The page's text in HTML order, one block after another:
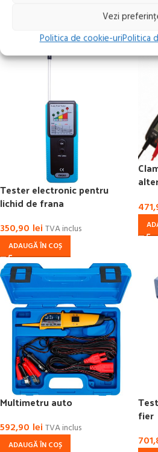
Vezi
Politica de cookie-uriPolitica
Tester electronic pentru
lichid de frana
350,90 lei TVA inclus
ADAUGĂ ÎN COȘ
Multimetru auto
592,90 lei TVA inclus
ADAUGĂ ÎN COȘ
fier